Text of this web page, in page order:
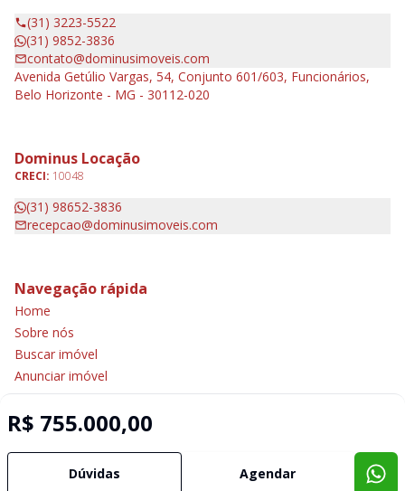
R$ 755.000,00
Dúvidas Agendar
(31) 3223-5522
(31) 9852-3836
contato@dominusimoveis.com
Avenida Getúlio Vargas, 54, Conjunto 601/603, Funcionários,
Belo Horizonte - MG - 30112-020
Dominus Locação
CRECI: 10048
(31) 98652-3836
recepcao@dominusimoveis.com
Navegação rápida
Home
Sobre nós
Buscar imóvel
Anunciar imóvel
Contato
Imobiliária Certificada:
Selo de Tecnologia Loft